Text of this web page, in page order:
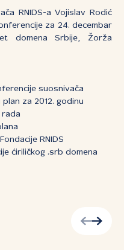
RNIDS-a Vojislav Rodić
za 24. decembar
domena Srbije, Žorža
suosnivača
za 2012. godinu
rada
RNIDS
ćiriličkog .srb domena